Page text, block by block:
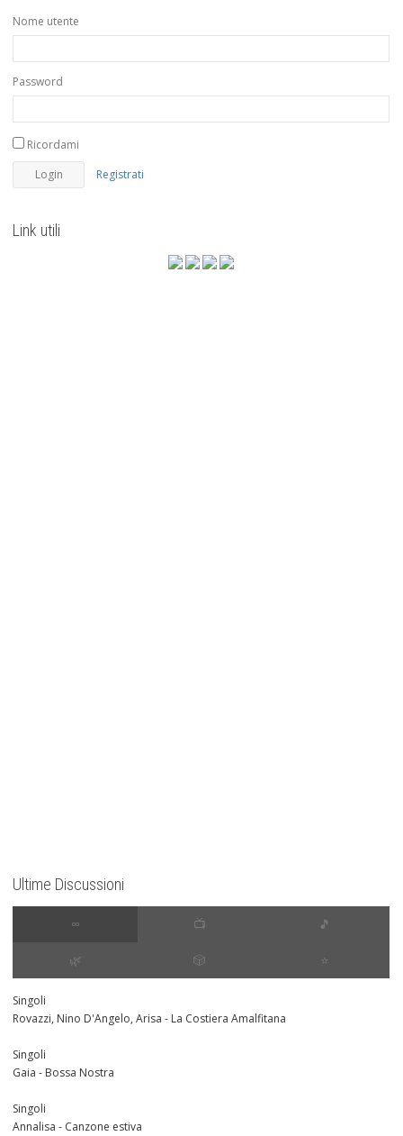
Nome utente
Password
Ricordami
Registrati
Link utili
Ultime Discussioni
∞ 📺 🎵
🌿 🎲 ⭐️
Singoli
Rovazzi, Nino D'Angelo, Arisa - La Costiera Amalfitana
Singoli
Gaia - Bossa Nostra
Singoli
Annalisa - Canzone estiva